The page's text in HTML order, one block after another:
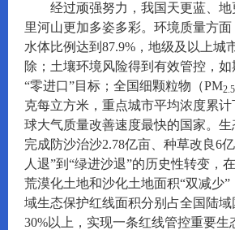
经过顽强努力，我国天更蓝、
里河山更加多姿多彩。环境质量方面
水体比例达到87.9%，地级及以上城
除；土壤环境风险得到有效管控，
“零进口”目标；全国细颗粒物（PM2.5
克每立方米，重点城市平均浓度累计
球大气质量改善速度最快的国家。
完成防沙治沙2.78亿亩、种草改良6
人退”到“绿进沙退”的历史性转变，
荒漠化土地和沙化土地面积“双减少
域生态保护红线面积分别占全国陆域
30%以上，实现一条红线管控重要生